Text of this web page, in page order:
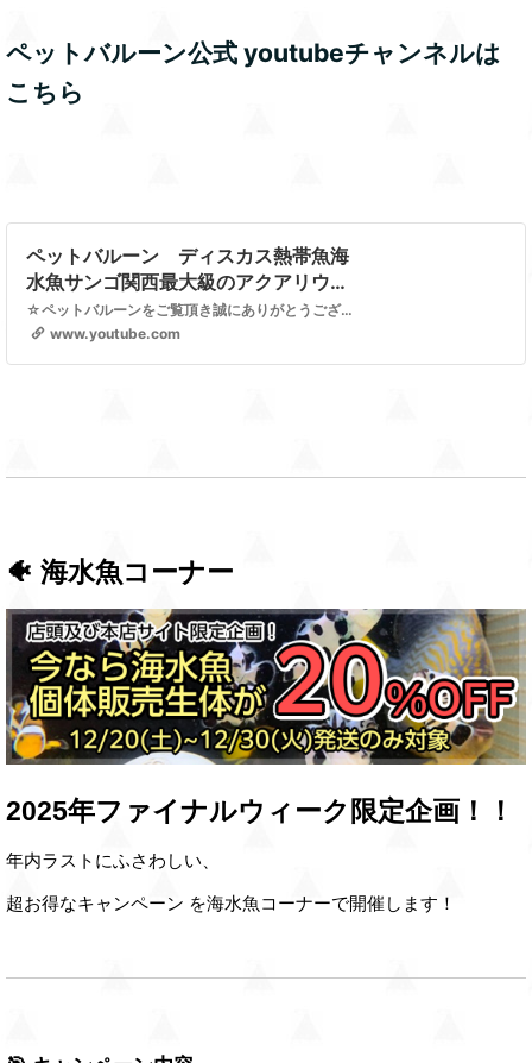
ペットバルーン公式 youtubeチャンネルは
こちら
ペットバルーン ディスカス熱帯魚海
水魚サンゴ関西最大級のアクアリウム
ショップ
☆ペットバルーンをご覧頂き誠にありがとうございます。 大阪の堺に店舗のある、総合アクアリウムショップ「ペットバルーン」です。 関西最大級の大型店舗とネットショップで世界中の魚をご購入頂けます。 ワイルドディスカス・ディスカス・熱帯魚・水草・海水魚・サンゴなどを世界中から直輸入・販売している通販専門ショップです。 店舗で愛情を込めて世話をした、各種熱帯魚…
www.youtube.com
🐠 海水魚コーナー
2025年ファイナルウィーク限定企画！！
年内ラストにふさわしい、
超お得なキャンペーン を海水魚コーナーで開催します！